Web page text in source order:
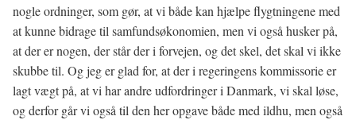
nogle ordninger, som gør, at vi både kan hjælpe flygtningene med
at kunne bidrage til samfundsøkonomien, men vi også husker på,
at der er nogen, der står der i forvejen, og det skel, det skal vi ikke
skubbe til. Og jeg er glad for, at der i regeringens kommissorie er
lagt vægt på, at vi har andre udfordringer i Danmark, vi skal løse,
og derfor går vi også til den her opgave både med ildhu, men også